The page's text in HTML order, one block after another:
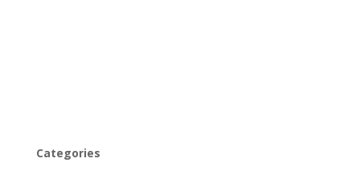
Categories